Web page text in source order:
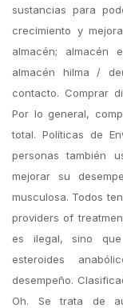
sustancias para
crecimiento y
almacén; almacén
almacén hilma /
contacto. Comprar
Por lo general,
total. Políticas de
personas también
mejorar su
musculosa. Todos
providers of
es ilegal, sino
esteroides
desempeño.
Oh. Se trata de